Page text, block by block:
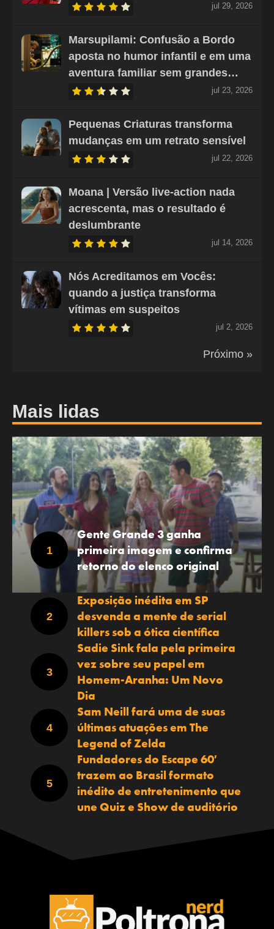
jul 29, 2026
Marsupilami: Confusão a Bordo
aposta no humor infantil e em uma
aventura familiar sem grandes…
jul 23, 2026
Pequenas Criaturas transforma
mudanças em um retrato sensível
jul 22, 2026
Moana | Versão live-action nada
acrescenta, mas o resultado é
deslumbrante
jul 14, 2026
Nós Acreditamos em Vocês:
quando a justiça transforma
vítimas em suspeitos
jul 2, 2026
Próximo »
Mais lidas
Gente Grande 3 ganha
primeira imagem e confirma
retorno do elenco original
Exposição inédita em SP
desvenda a mente de serial
killers sob a ótica científica
Sadie Sink fala pela primeira
vez sobre seu papel em
Homem-Aranha: Um Novo
Dia
Sam Neill fará uma de suas
últimas atuações em The
Legend of Zelda
Fundadores do Escape 60′
trazem ao Brasil formato
inédito de entretenimento que
une Quiz e Show de auditório